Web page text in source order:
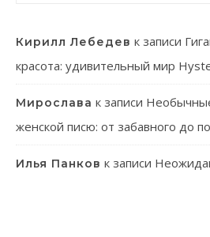
Кирилл Лебедев к записи
красота: удивительный мир
Мирослава к записи
женской писю: от забавного до
Илья Панков к записи
человек использует паразитов в